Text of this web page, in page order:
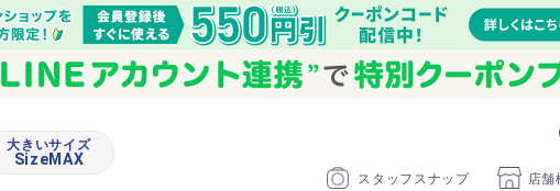
スタッフスナップ 店舗
大きいサイズ
SizeMAX